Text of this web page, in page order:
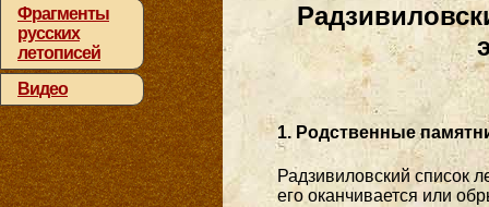
Фрагменты
русских
летописей
Видео
1. Родственные
Радзивиловский список
его оканчивается или